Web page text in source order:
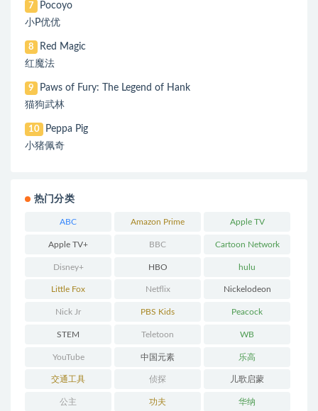
7
Pocoyo
小P优优
8
Red Magic
红魔法
9
Paws of Fury: The Legend of Hank
猫狗武林
10
Peppa Pig
小猪佩奇
热门分类
ABC Amazon Prime Apple TV
Apple TV+ BBC Cartoon Network
Disney+ HBO hulu
Little Fox Netflix Nickelodeon
Nick Jr PBS Kids Peacock
STEM Teletoon WB
YouTube 中国元素 乐高
交通工具 侦探 儿歌启蒙
公主 功夫 华纳